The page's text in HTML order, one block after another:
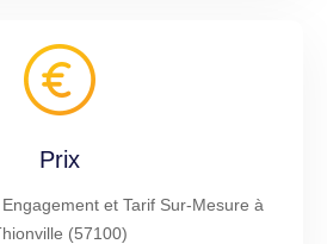
Prix
et Tarif Sur-Mesure à
(57100)